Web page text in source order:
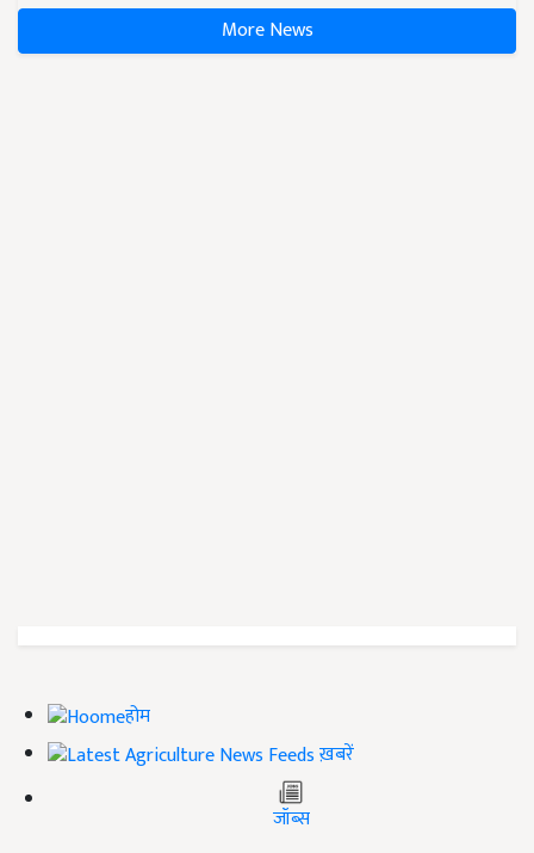
More News
होम
ख़बरें
जॉब्स